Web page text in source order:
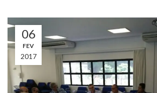
06
FEV
2017